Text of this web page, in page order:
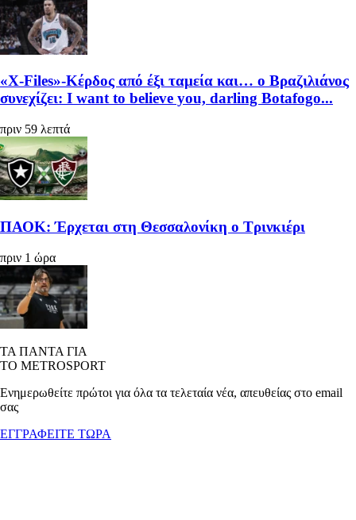
«X-Files»-Κέρδος από έξι ταμεία και… ο Βραζιλιάνος
συνεχίζει: I want to believe you, darling Botafogo...
πριν 59 λεπτά
ΠΑΟΚ: Έρχεται στη Θεσσαλονίκη ο Τρινκιέρι
πριν 1 ώρα
ΤΑ ΠΑΝΤΑ ΓΙΑ
ΤΟ METROSPORT
Ενημερωθείτε πρώτοι για όλα τα τελεταία νέα, απευθείας στο email
σας
ΕΓΓΡΑΦΕΙΤΕ ΤΩΡΑ